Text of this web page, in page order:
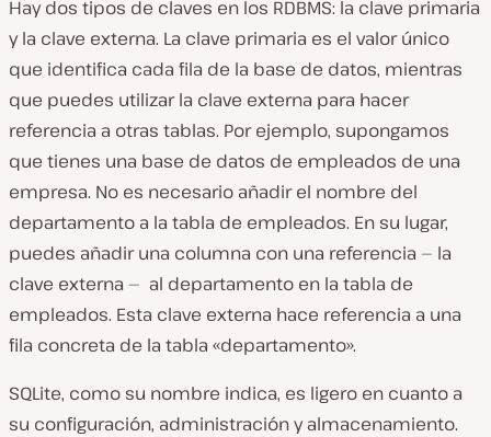
Hay dos tipos de claves en los RDBMS: la clave primaria
y la clave externa. La clave primaria es el valor único
que identifica cada fila de la base de datos, mientras
que puedes utilizar la clave externa para hacer
referencia a otras tablas. Por ejemplo, supongamos
que tienes una base de datos de empleados de una
empresa. No es necesario añadir el nombre del
departamento a la tabla de empleados. En su lugar,
puedes añadir una columna con una referencia — la
clave externa — al departamento en la tabla de
empleados. Esta clave externa hace referencia a una
fila concreta de la tabla «departamento».
SQLite, como su nombre indica, es ligero en cuanto a
su configuración, administración y almacenamiento.